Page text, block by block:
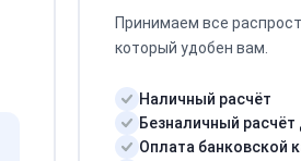
Принимаем все
который удобен вам.
Наличный расчёт
Безналичный
Оплата банковской